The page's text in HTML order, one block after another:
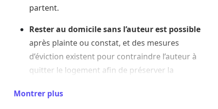
partent.
Rester au domicile sans l’auteur est possible
après plainte ou constat, et des mesures
d’éviction existent pour contraindre l’auteur à
quitter le logement afin de préserver la
Montrer plus